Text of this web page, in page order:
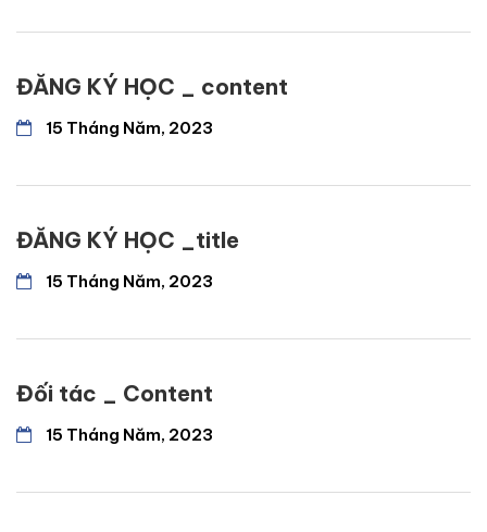
ĐĂNG KÝ HỌC _ content
15 Tháng Năm, 2023
ĐĂNG KÝ HỌC _title
15 Tháng Năm, 2023
Đối tác _ Content
15 Tháng Năm, 2023